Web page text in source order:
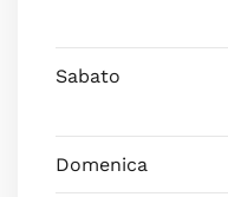
Sabato
Domenica